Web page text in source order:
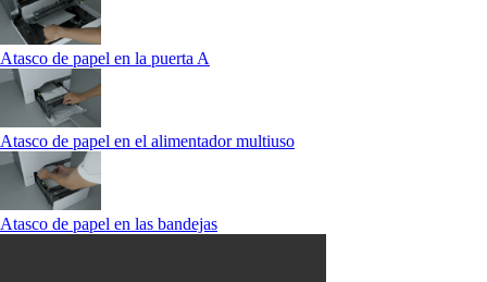
Atasco de papel en la puerta A
Atasco de papel en el alimentador multiuso
Atasco de papel en las bandejas